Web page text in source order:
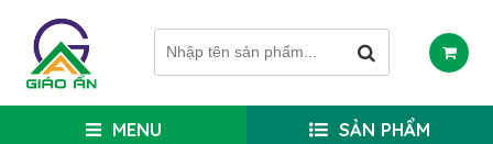
MENU SẢN PHẨM